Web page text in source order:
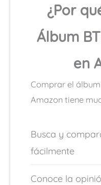
¿Por
Álbum
en
Comprar el
Amazon tiene
Busca y
fácilmente
Conoce la